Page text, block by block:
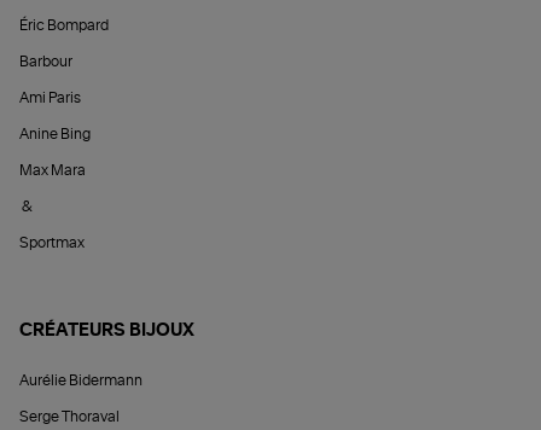
Éric Bompard
Barbour
Ami Paris
Anine Bing
Max Mara
&
Sportmax
CRÉATEURS BIJOUX
Aurélie Bidermann
Serge Thoraval